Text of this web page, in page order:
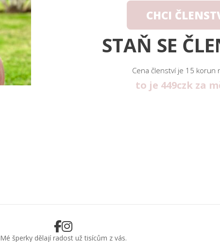
CHCI
STAŇ SE
Cena členství je 15 korun
to je 449czk za
Mé šperky dělají radost už tisícům z vás.